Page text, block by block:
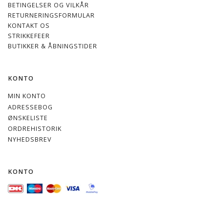
BETINGELSER OG VILKÅR
RETURNERINGSFORMULAR
KONTAKT OS
STRIKKEFEER
BUTIKKER & ÅBNINGSTIDER
KONTO
MIN KONTO
ADRESSEBOG
ØNSKELISTE
ORDREHISTORIK
NYHEDSBREV
KONTO